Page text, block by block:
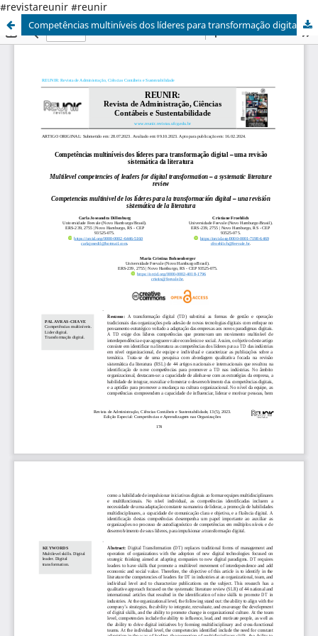
#revistareunir #reunir
Competências multiníveis dos líderes para transformação digital – uma revisão sistemática da literatura